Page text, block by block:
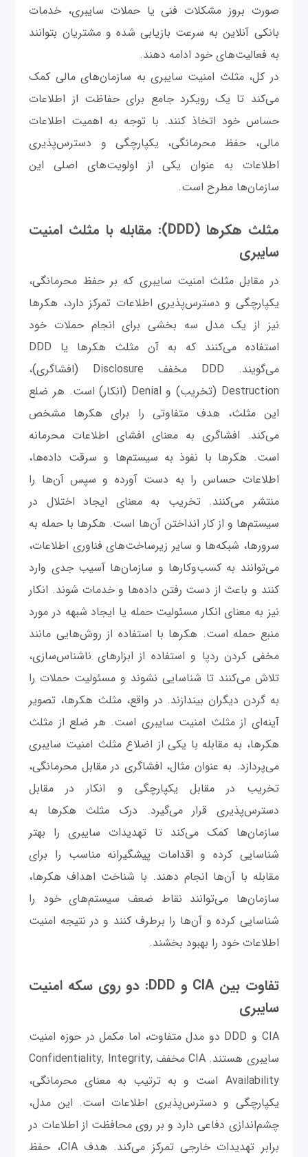
صورت بروز مشکلات فنی یا حملات سایبری، خدمات
بانکی آنلاین به سرعت بازیابی شده و مشتریان بتوانند
به فعالیت‌های خود ادامه دهند.
در کل، مثلث امنیت سایبری به سازمان‌های مالی کمک
می‌کند تا یک رویکرد جامع برای حفاظت از اطلاعات
حساس خود اتخاذ کنند. با توجه به اهمیت اطلاعات
مالی، حفظ محرمانگی، یکپارچگی و دسترس‌پذیری
اطلاعات به عنوان یکی از اولویت‌های اصلی این
سازمان‌ها مطرح است.
مثلث هکرها (DDD): مقابله با مثلث امنیت
سایبری
در مقابل مثلث امنیت سایبری که بر حفظ محرمانگی،
یکپارچگی و دسترس‌پذیری اطلاعات تمرکز دارد، هکرها
نیز از یک مدل سه بخشی برای انجام حملات خود
استفاده می‌کنند که به آن مثلث هکرها یا DDD
می‌گویند. DDD مخفف Disclosure (افشاگری)،
Destruction (تخریب) و Denial (انکار) است. هر ضلع
این مثلث، هدف متفاوتی را برای هکرها مشخص
می‌کند. افشاگری به معنای افشای اطلاعات محرمانه
است. هکرها با نفوذ به سیستم‌ها و سرقت داده‌ها،
اطلاعات حساس را به دست آورده و سپس آن‌ها را
منتشر می‌کنند. تخریب به معنای ایجاد اختلال در
سیستم‌ها و از کار انداختن آن‌ها است. هکرها با حمله به
سرورها، شبکه‌ها و سایر زیرساخت‌های فناوری اطلاعات،
می‌توانند به کسب‌وکارها و سازمان‌ها آسیب جدی وارد
کنند و باعث از دست رفتن داده‌ها و خدمات شوند. انکار
نیز به معنای انکار مسئولیت حمله یا ایجاد شبهه در مورد
منبع حمله است. هکرها با استفاده از روش‌هایی مانند
مخفی کردن ردپا و استفاده از ابزارهای ناشناس‌سازی،
تلاش می‌کنند تا شناسایی نشوند و مسئولیت حملات را
به گردن دیگران بیندازند. در واقع، مثلث هکرها، تصویر
آینه‌ای از مثلث امنیت سایبری است. هر ضلع از مثلث
هکرها، به مقابله با یکی از اضلاع مثلث امنیت سایبری
می‌پردازد. به عنوان مثال، افشاگری در مقابل محرمانگی،
تخریب در مقابل یکپارچگی و انکار در مقابل
دسترس‌پذیری قرار می‌گیرد. درک مثلث هکرها به
سازمان‌ها کمک می‌کند تا تهدیدات سایبری را بهتر
شناسایی کرده و اقدامات پیشگیرانه مناسب را برای
مقابله با آن‌ها انجام دهند. با شناخت اهداف هکرها،
سازمان‌ها می‌توانند نقاط ضعف سیستم‌های خود را
شناسایی کرده و آن‌ها را برطرف کنند و در نتیجه امنیت
اطلاعات خود را بهبود بخشند.
تفاوت بین CIA و DDD: دو روی سکه امنیت
سایبری
CIA و DDD دو مدل متفاوت، اما مکمل در حوزه امنیت
سایبری هستند. CIA مخفف Confidentiality, Integrity,
Availability است و به ترتیب به معنای محرمانگی،
یکپارچگی و دسترس‌پذیری اطلاعات است. این مدل،
چشم‌اندازی دفاعی دارد و بر روی محافظت از اطلاعات در
برابر تهدیدات خارجی تمرکز می‌کند. هدف CIA، حفظ